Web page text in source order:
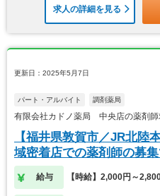
求人の詳細を見る
更新日：2025年5月7日
パート・アルバイト 調剤薬局
有限会社カドノ薬局 中央店の薬剤師
【福井県敦賀市／JR北陸
域密着店での薬剤師の募集
給与 【時給】2,000円～